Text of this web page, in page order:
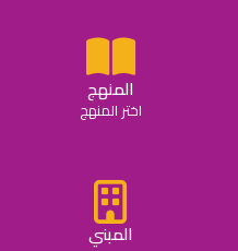
المنهج
اختر المنهج
المبني